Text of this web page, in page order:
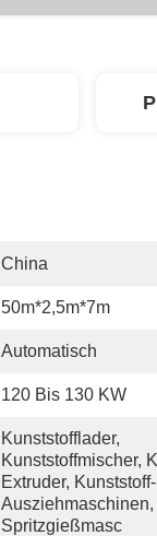
China
50m*2,5m*7m
Automatisch
120 Bis 130 KW
Kunststofflader,
Kunststoffmischer,
Extruder, Kunststoff-
Ausziehmaschinen,
Spritzgießmasc